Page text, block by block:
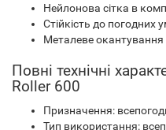
Нейлонова сітка в
Стійкість до погодних
Металеве окантування
Повні технічні
Roller 600
Призначення:
Тип використання: